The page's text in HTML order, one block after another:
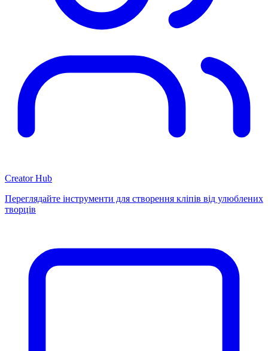
Creator Hub
Переглядайте інструменти для створення кліпів від улюблених
творців